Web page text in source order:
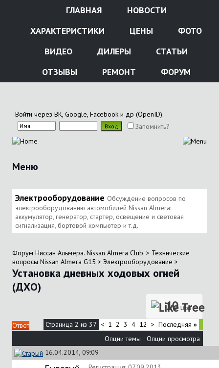
ГЛАВНАЯ
НОВОСТИ
ХАРАКТЕРИСТИКИ
ЦЕНЫ
ФОТО
ВИДЕО
ДИЛЕРЫ
СТАТЬИ
ОТЗЫВЫ
РЕМОНТ ФОРУМ
Войти через ВК, Google, Facebook и др (OpenID).
Запомнить?
Меню
Электрооборудование Обсуждение вопросов по
электрооборудованию автомобилей Nissan Almera:
аккумулятор, генератор, стартер, освещение и световая
сигнализация, бортовой компьютер и т.д.
Форум Ниссан Альмера. Nissan Almera Club. > Технические
вопросы Nissan Almera G15 > Электрооборудование >
Установка дневных ходовых огней
(ДХО)
10 Likes
Ответ Страница 2 из 37 < 1 2 3 4 12 > Последняя »
Опции темы
Опции просмотра
16.04.2014, 09:09